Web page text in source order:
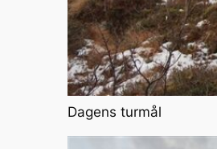
Dagens turmål